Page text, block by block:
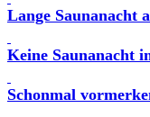
Lange Saunanacht
Keine Saunanacht
Schonmal